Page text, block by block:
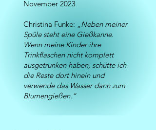
November 2023
Christina Funke: „Neben meiner
Spüle steht eine Gießkanne.
Wenn meine Kinder ihre
Trinkflaschen nicht komplett
ausgetrunken haben, schütte ich
die Reste dort hinein und
verwende das Wasser dann zum
Blumengießen.“